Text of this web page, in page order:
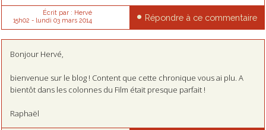
Écrit par : Hervé
15h02 - lundi 03 mars 2014 Répondre à ce commentaire
Bonjour Hervé,
bienvenue sur le blog ! Content que cette chronique vous ai plu. A
bientôt dans les colonnes du Film était presque parfait !
Raphaël